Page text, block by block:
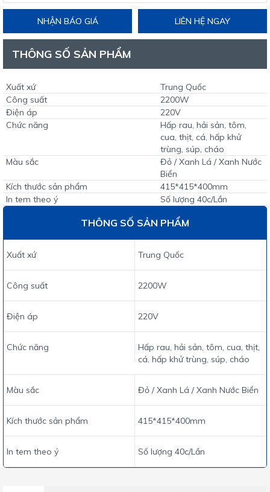
NHẬN BÁO GIÁ LIÊN HỆ NGAY
THÔNG SỐ SẢN PHẨM
Xuất xứ
Trung Quốc
Công suất
2200W
Điện áp
220V
Chức năng
Hấp rau, hải sản, tôm,
cua, thịt, cá, hấp khử
trùng, súp, cháo
Màu sắc
Đỏ / Xanh Lá / Xanh Nước
Biển
Kích thước sản phẩm
415*415*400mm
In tem theo ý
Số lượng 40c/Lần
THÔNG SỐ SẢN PHẨM
Xuất xứ Trung Quốc
Công suất 2200W
Điện áp 220V
Chức năng
Hấp rau, hải sản, tôm, cua, thịt,
cá, hấp khử trùng, súp, cháo
Màu sắc Đỏ / Xanh Lá / Xanh Nước Biển
Kích thước sản phẩm 415*415*400mm
In tem theo ý Số lượng 40c/Lần